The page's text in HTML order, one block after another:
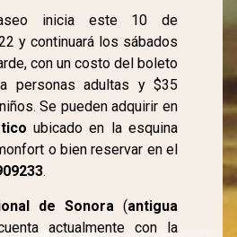
inicia este 10 de
y continuará los sábados
con un costo del boleto
personas adultas y $35
Se pueden adquirir en
ubicado en la esquina
o bien reservar en el
.
de Sonora (antigua
actualmente con la